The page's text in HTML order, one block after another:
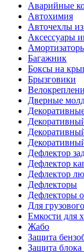
Аварийные
Автохимия
Авточехлы
Аксессуары
Багажник
Боксы на
Брызговики
Дверные
Дефлектор
Дефлектор
Дефлектор
Дефлекторы
Дефлекторы
Для
Емкости для
Жабо
Защита
Защита блока